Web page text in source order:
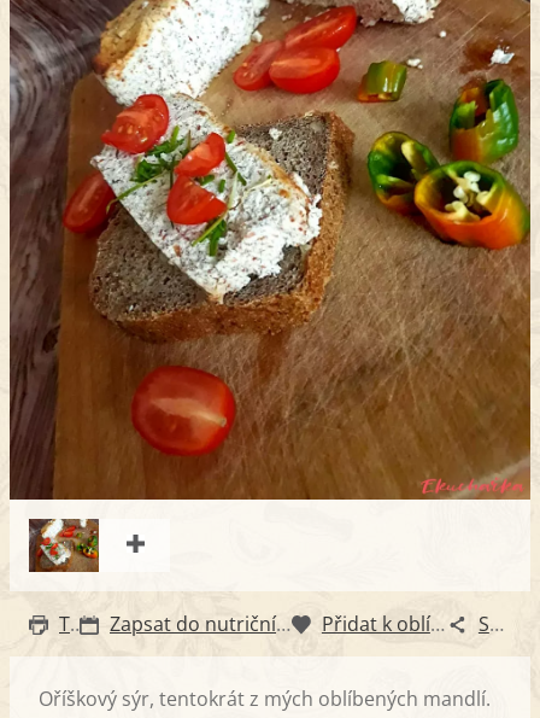
Tisk Zapsat do nutričního diáře Přidat k oblíbeným Sdílet
Oříškový sýr, tentokrát z mých oblíbených mandlí.